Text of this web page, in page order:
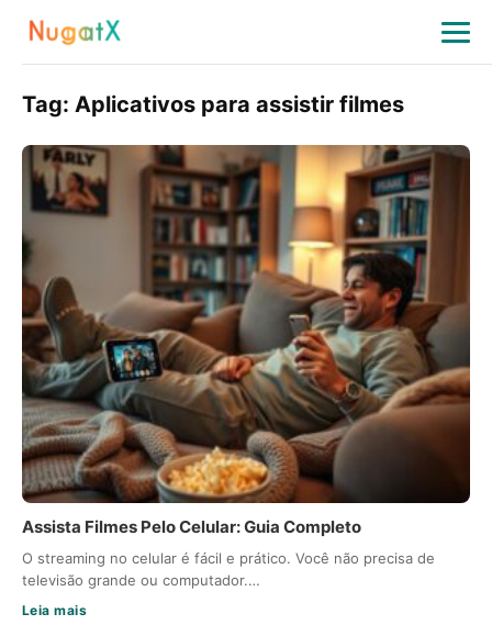
Tag: Aplicativos para assistir filmes
Assista Filmes Pelo Celular: Guia Completo
O streaming no celular é fácil e prático. Você não precisa de
televisão grande ou computador.…
Leia mais